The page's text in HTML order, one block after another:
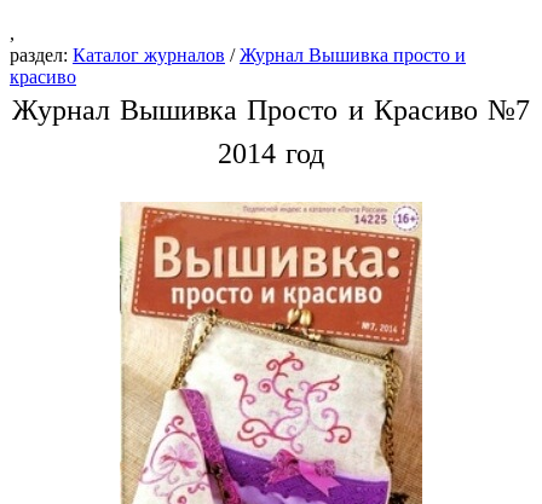
,
раздел: Каталог журналов /Журнал Вышивка просто и
красиво
Журнал Вышивка Просто и Красиво №7
2014 год